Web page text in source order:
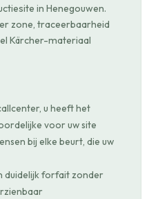
in Henegouwen.
zone, traceerbaarheid
Kärcher-materiaal
u heeft het
voor uw site
bij elke beurt, die uw
duidelijk forfait zonder